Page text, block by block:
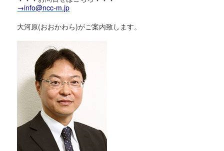
→info@ncc-m.jp
大河原(おおかわら)がご案内致します。